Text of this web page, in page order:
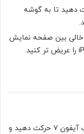
دهید تا به گوشه
خالی بین صفحه نمایش
ابزار پلاستیکی را تا گوشه سمت چپ آیفون 7 حرکت دهید و